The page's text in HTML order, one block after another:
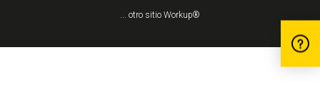
... otro sitio Workup®